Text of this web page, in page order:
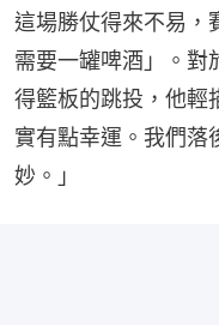
這場勝仗得來不易，
需要一罐啤酒」。對
得籃板的跳投，他輕
實有點幸運。我們落
妙。」